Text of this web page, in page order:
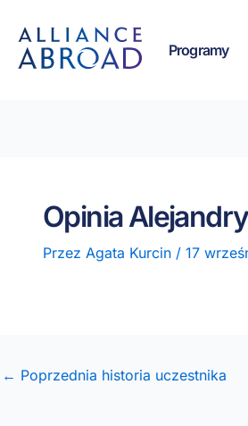
treści
treści
Programy
Opinia
Przez Agata Kurcin / 17
← Poprzednia historia uczestnika